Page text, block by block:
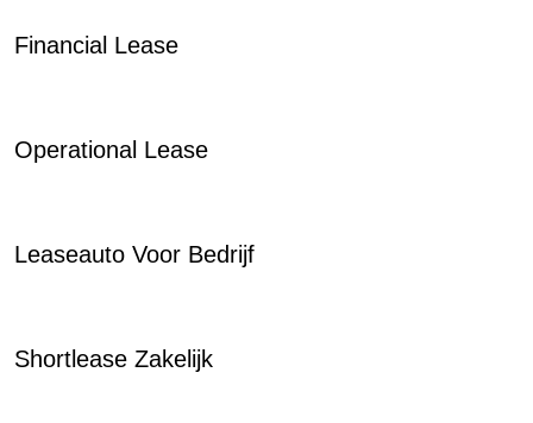
Financial Lease
Operational Lease
Leaseauto Voor Bedrijf
Shortlease Zakelijk